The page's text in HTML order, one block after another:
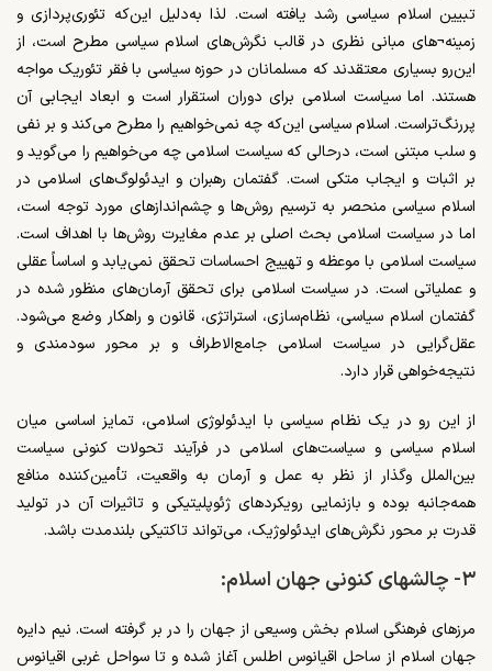
تبیین اسلام سیاسی رشد یافته است. لذا به‌دلیل این‌که تئوری‌پردازی و
زمینه¬های مبانی نظری در قالب نگرش‌های اسلام سیاسی مطرح است، از
این‌رو بسیاری معتقدند که مسلمانان در حوزه‌ سیاسی با فقر تئوریک مواجه
هستند. اما سیاست اسلامی برای دوران استقرار است و ابعاد ایجابی آن
پررنگ‌تراست. اسلام سیاسی این‌که چه نمی‌خواهیم را مطرح می‌کند و بر نفی
و سلب مبتنی است، درحالی که سیاست اسلامی چه می‌خواهیم را می‌گوید و
بر اثبات و ایجاب متکی است. گفتمان رهبران و ایدئولوگ‌های اسلامی در
اسلام سیاسی منحصر به ترسیم روش‌ها و چشم‌اندازهای مورد توجه است،
اما در سیاست اسلامی بحث اصلی بر عدم مغایرت روش‌ها با اهداف است.
سیاست اسلامی با موعظه و تهییج احساسات تحقق نمی‌یابد و اساساً عقلی
و عملیاتی است. در سیاست اسلامی برای تحقق آرمان‌های منظور شده در
گفتمان اسلام سیاسی، نظام‌سازی، استراتژی، قانون و راهکار وضع می‌شود.
عقل‌گرایی در سیاست اسلامی جامع‌الاطراف و بر محور سودمندی و
نتیجه‌خواهی قرار دارد.
از این رو در یک نظام سیاسی با ایدئولوژی اسلامی، تمایز اساسی میان
اسلام سیاسی و سیاست‌های اسلامی در فرآیند تحولات کنونی سیاست
بین‌الملل وگذار از نظر به عمل و آرمان به واقعیت، تأمین‌کننده منافع
همه‌جانبه بوده و بازنمایی رویکردهای ژئوپلیتیکی و تاثیرات آن در تولید
قدرت بر محور نگرش‌های ایدئولوژیک، می‌تواند تاکتیکی بلندمدت باشد.
۳- چالشهای کنونی جهان اسلام:
مرزهای فرهنگی اسلام بخش وسیعی از جهان را در بر گرفته است. نیم دایره‌
جهان اسلام از ساحل اقیانوس اطلس آغاز شده و تا سواحل غربی اقیانوس